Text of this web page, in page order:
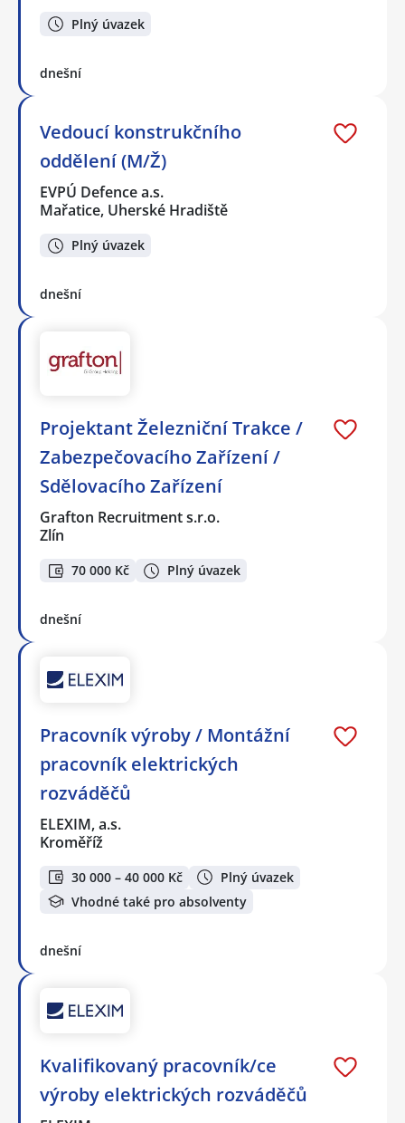
Plný úvazek
dnešní
Vedoucí konstrukčního
oddělení (M/Ž)
EVPÚ Defence a.s.
Mařatice, Uherské Hradiště
Plný úvazek
dnešní
Projektant Železniční Trakce /
Zabezpečovacího Zařízení /
Sdělovacího Zařízení
Grafton Recruitment s.r.o.
Zlín
70 000 Kč Plný úvazek
dnešní
Pracovník výroby / Montážní
pracovník elektrických
rozváděčů
ELEXIM, a.s.
Kroměříž
30 000 – 40 000 Kč
Plný úvazek
Vhodné také pro absolventy
dnešní
Kvalifikovaný pracovník/ce
výroby elektrických rozváděčů